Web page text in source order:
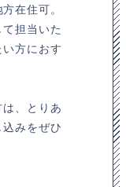
在住可。
担当いた
方におす
、とりあ
みをぜひ